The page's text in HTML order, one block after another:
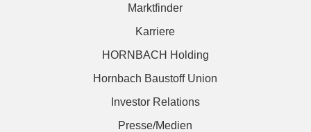
Marktfinder
Karriere
HORNBACH Holding
Hornbach Baustoff Union
Investor Relations
Presse/Medien